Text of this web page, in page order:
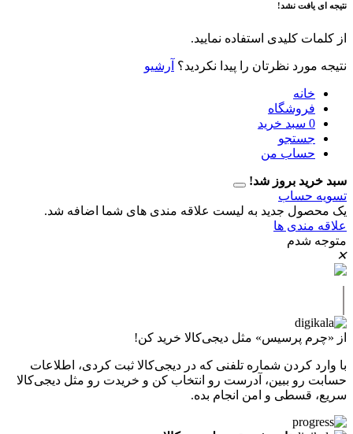
نشد!
کلیدی استفاده نمایید.
نظرتان را پیدا نکردید؟ آرشیو
سبد خرید
من
بروز شد!
جدید به لیست علاقه مندی های شما اضافه شد.
ها
پرسیس» مثل دیجی‌کالا خرید کن!
شماره تلفنی که در دیجی‌کالا ثبت کردی، اطلاعات
ببین، آدرست رو انتخاب کن و خریدت رو مثل دیجی‌کالا
و امن انجام بده.